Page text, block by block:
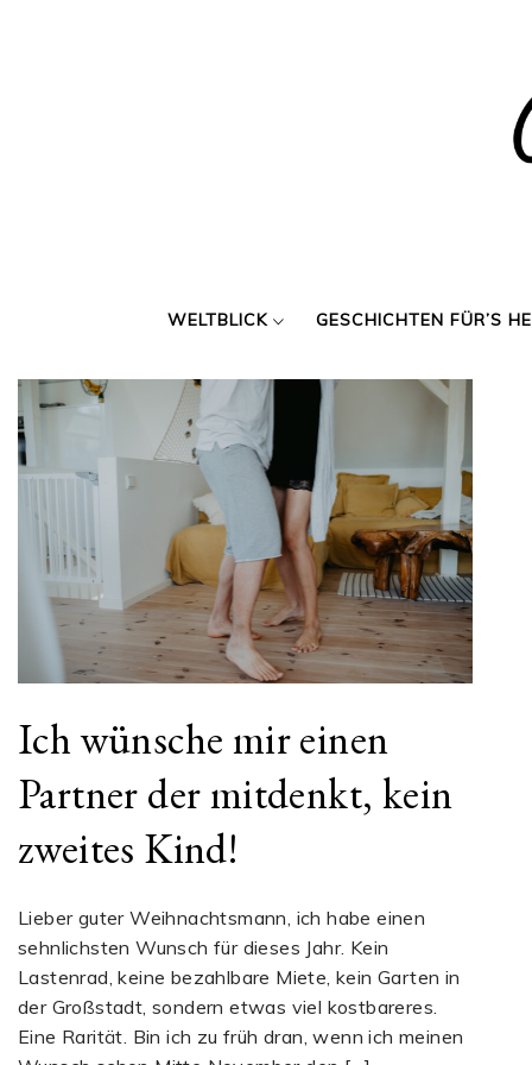
WELTBLICK GESCHICHTEN FÜR’S
Ich wünsche mir einen
Partner der mitdenkt, kein
zweites Kind!
Lieber guter Weihnachtsmann, ich habe einen
sehnlichsten Wunsch für dieses Jahr. Kein
Lastenrad, keine bezahlbare Miete, kein Garten in
der Großstadt, sondern etwas viel kostbareres.
Eine Rarität. Bin ich zu früh dran, wenn ich meinen